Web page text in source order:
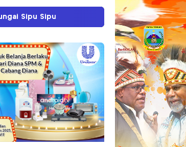
Sengketa Tanah SP II Memanas, PN Timika